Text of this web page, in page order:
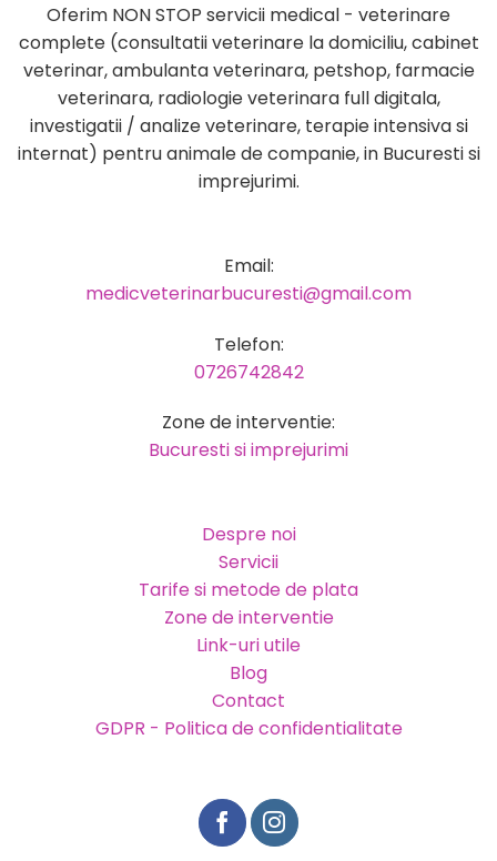
Oferim NON STOP servicii medical - veterinare
complete (consultatii veterinare la domiciliu, cabinet
veterinar, ambulanta veterinara, petshop, farmacie
veterinara, radiologie veterinara full digitala,
investigatii / analize veterinare, terapie intensiva si
internat) pentru animale de companie, in Bucuresti si
imprejurimi.
Email:
medicveterinarbucuresti@gmail.com
Telefon:
0726742842
Zone de interventie:
Bucuresti si imprejurimi
Despre noi
Servicii
Tarife si metode de plata
Zone de interventie
Link-uri utile
Blog
Contact
GDPR - Politica de confidentialitate